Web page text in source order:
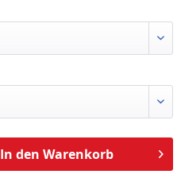
In den Warenkorb